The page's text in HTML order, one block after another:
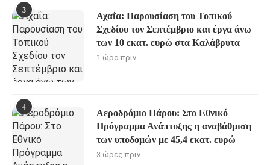
3
Αχαΐα: Παρουσίαση του Τοπικού
Σχεδίου τον Σεπτέμβριο και έργα άνω
των 10 εκατ. ευρώ στα Καλάβρυτα
1 ώρα πριν
4
Αεροδρόμιο Πάρου: Στο Εθνικό
Πρόγραμμα Ανάπτυξης η αναβάθμιση
των υποδομών με 45,4 εκατ. ευρώ
3 ώρες πριν